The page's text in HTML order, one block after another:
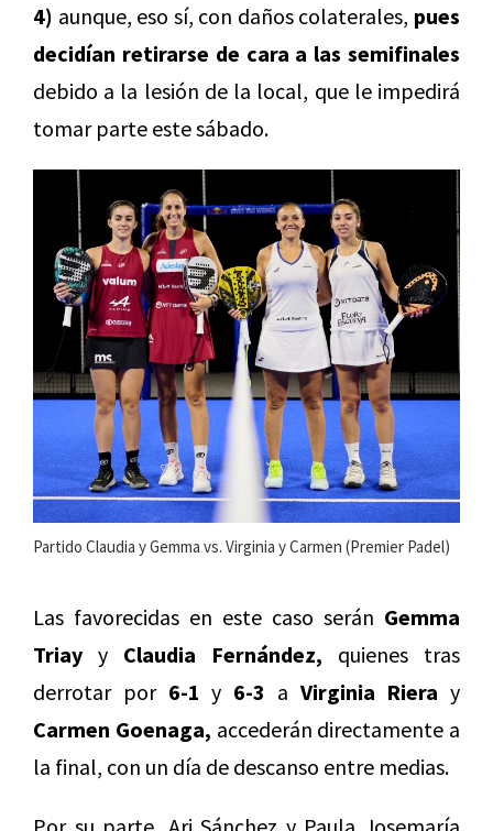
4) aunque, eso sí, con daños colaterales, pues
decidían retirarse de cara a las semifinales
debido a la lesión de la local, que le impedirá
tomar parte este sábado.
Partido Claudia y Gemma vs. Virginia y Carmen (Premier Padel)
Las favorecidas en este caso serán Gemma
Triay y Claudia Fernández, quienes tras
derrotar por 6-1 y 6-3 a Virginia Riera y
Carmen Goenaga, accederán directamente a
la final, con un día de descanso entre medias.